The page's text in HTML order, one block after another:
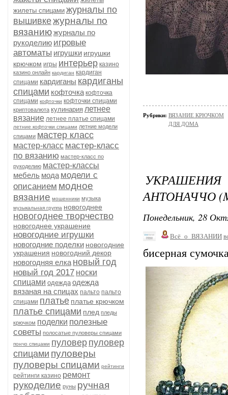
жилеты спицами журналы по
вышивкежурналы по
вязаниюжурналы по
рукоделию игровые
автоматы игрушки игрушки
крючком игры интерьер казино
казино онлайн кардиган кардиган
спицами кардиганы кардиганы
спицами кофточка кофточка
спицами кофточки кофточки спицами
криптовалюта кулинария летнее
вязание летнее платье спицами
летние кофточки спицами летние модели
спицами мастер класс
мастер-класс мастер-класс
по вязанию мастер-класс по
рукоделию мастер-классы
мебель мода модели с
описанием модное
вязание мошенники музыка
музыкальная группа новогоднее
новогоднее творчество
новогоднее украшение
новогодние игрушки
новогодние поделки новогодние
украшения новогодний декор
новогодняя елка новый год
новый год 2017 носки
спицами одежда одежда
вязаная на спицах пальто пальто
спицами платье платье крючком
платье спицами плед пледы
крючком поделки полезные
советы полосатые пуловеры спицами
пончо спицами пуловер пуловер
спицами пуловеры
пуловеры спицами рейтинги
рейтинги казино ремонт
рукоделие руны ручная
Рубрики: ВЯЗАНИЕ КРЮЧКОМ
ДЛЯ ДОМА
АНТОНАЧЧО
Понедельник, 28
Всё_о_ВЯЗАНИИ
бисерная